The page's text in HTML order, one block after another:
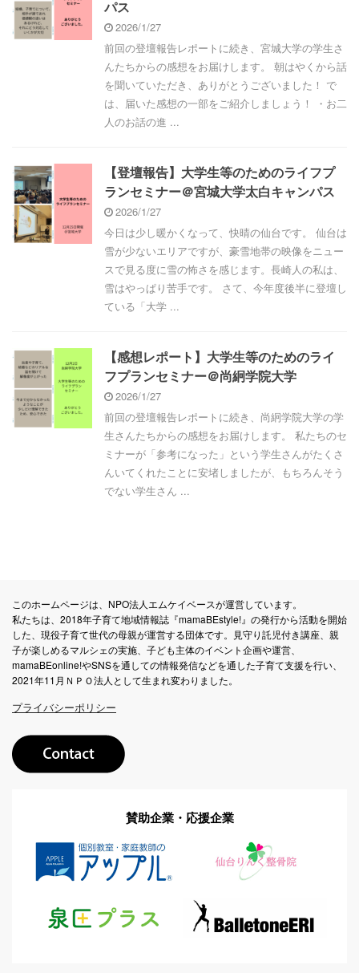
パス
2026/1/27
前回の登壇報告レポートに続き、宮城大学の学生さ
んたちからの感想をお届けします。 朝はやくから話
を聞いていただき、ありがとうございました！ で
は、届いた感想の一部をご紹介しましょう！ ・お二
人のお話の進 ...
【登壇報告】大学生等のためのライフプ
ランセミナー＠宮城大学太白キャンパス
2026/1/27
今日は少し暖かくなって、快晴の仙台です。 仙台は
雪が少ないエリアですが、豪雪地帯の映像をニュー
スで見る度に雪の怖さを感じます。長崎人の私は、
雪はやっぱり苦手です。 さて、今年度後半に登壇し
ている「大学 ...
【感想レポート】大学生等のためのライ
フプランセミナー＠尚絅学院大学
2026/1/27
前回の登壇報告レポートに続き、尚絅学院大学の学
生さんたちからの感想をお届けします。 私たちのセ
ミナーが「参考になった」という学生さんがたくさ
んいてくれたことに安堵しましたが、もちろんそう
でない学生さん ...
このホームページは、NPO法人エムケイベースが運営しています。
私たちは、2018年子育て地域情報誌『mamaBEstyle!』の発行から活動を開始
した、現役子育て世代の母親が運営する団体です。見守り託児付き講座、親
子が楽しめるマルシェの実施、子ども主体のイベント企画や運営、
mamaBEonline!やSNSを通しての情報発信などを通した子育て支援を行い、
2021年11月ＮＰＯ法人として生まれ変わりました。
プライバシーポリシー
賛助企業・応援企業